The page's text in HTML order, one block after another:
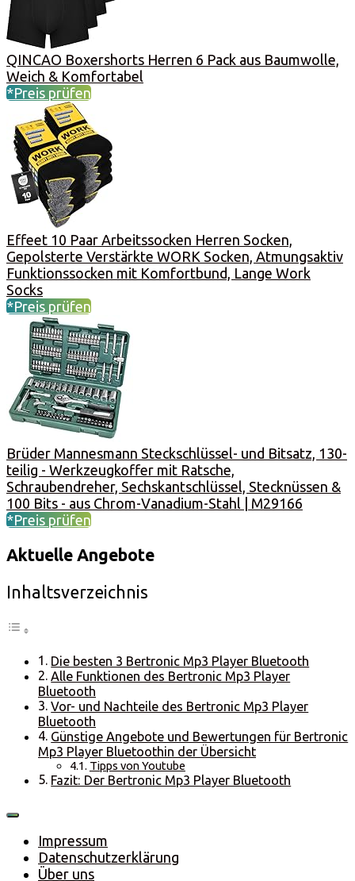
QINCAO Boxershorts Herren 6 Pack aus Baumwolle,
Weich & Komfortabel
*Preis prüfen
Effeet 10 Paar Arbeitssocken Herren Socken,
Gepolsterte Verstärkte WORK Socken, Atmungsaktiv
Funktionssocken mit Komfortbund, Lange Work
Socks
*Preis prüfen
Brüder Mannesmann Steckschlüssel- und Bitsatz, 130-
teilig - Werkzeugkoffer mit Ratsche,
Schraubendreher, Sechskantschlüssel, Stecknüssen &
100 Bits - aus Chrom-Vanadium-Stahl | M29166
*Preis prüfen
Aktuelle Angebote
Inhaltsverzeichnis
Die besten 3 Bertronic Mp3 Player Bluetooth
Alle Funktionen des Bertronic Mp3 Player
Bluetooth
Vor- und Nachteile des Bertronic Mp3 Player
Bluetooth
Günstige Angebote und Bewertungen für Bertronic
Mp3 Player Bluetoothin der Übersicht
Tipps von Youtube
Fazit: Der Bertronic Mp3 Player Bluetooth
Impressum
Datenschutzerklärung
Über uns